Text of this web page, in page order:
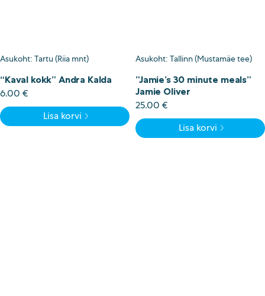
Asukoht: Tartu (Riia mnt)
“Kaval kokk” Andra Kalda
6.00 €
Lisa korvi
Asukoht: Tallinn (Mustamäe tee)
”Jamie’s 30 minute meals”
Jamie Oliver
25.00 €
Lisa korvi